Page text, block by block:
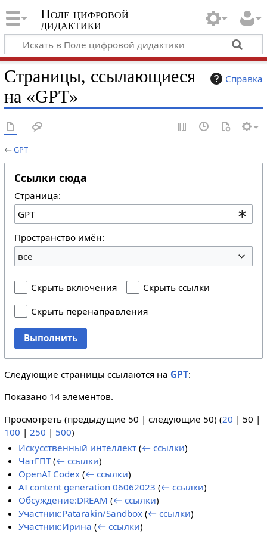
Поле цифровой
дидактики
Справка
Страницы, ссылающиеся
на «GPT»
←GPT
Ссылки сюда
Страница:
Пространство имён:
все
Скрыть включения
Скрыть ссылки
Скрыть перенаправления
Выполнить
Следующие страницы ссылаются на GPT:
Показано 14 элементов.
Просмотреть (предыдущие 50 | следующие 50) (20 | 50 |
100 | 250 | 500)
Искусственный интеллект (← ссылки)
ЧатГПТ (← ссылки)
OpenAI Codex (← ссылки)
AI content generation 06062023 (← ссылки)
Обсуждение:DREAM (← ссылки)
Участник:Patarakin/Sandbox (← ссылки)
Участник:Ирина (← ссылки)